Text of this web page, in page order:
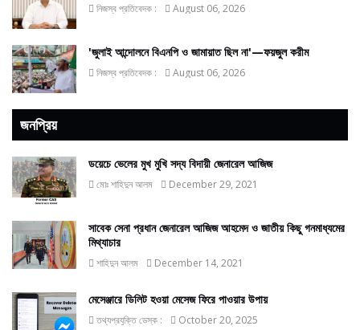
নিজস্ব প্রতিবেদক : August 06, 2026
'জুলাই আন্দোলনে বিএনপি ও জামায়াত ছিল না'—ফয়জুল করীম
নিজস্ব প্রতিবেদক : August 06, 2026
জনপ্রিয়
ডয়েচে ভেলের মুখ মুখি সদ্য বিদায়ী জেনারেল আজিজ
মোঃ শাহিদুন আলম December 29, 2021
সাবেক সেনা প্রধান জেনারেল আজিজ আহমেদ ও জাতীয় কিছু গনমাধ্যমের
মিথ্যাচার
শাহিদুন আলম December 14, 2021
মেসেঞ্জারে ডিলিট হওয়া মেসেজ ফিরে পাওয়ার উপায়
তথ্যপ্রযুক্তি ডেস্ক : October 20, 2025